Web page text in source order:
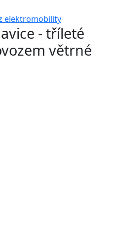
- tříleté
větrné